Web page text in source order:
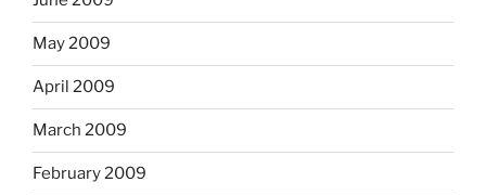
May 2009
April 2009
March 2009
February 2009